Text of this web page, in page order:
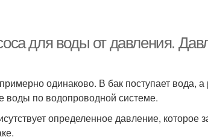
для воды от давления.
одинаково. В бак поступает вода, а
воды по водопроводной системе.
определенное давление, которое